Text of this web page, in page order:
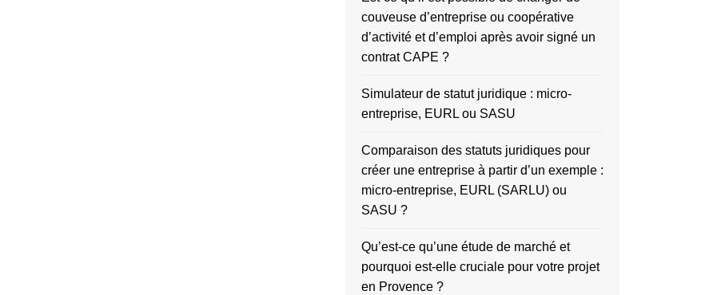
couveuse d’entreprise ou coopérative
d’activité et d’emploi après avoir signé un
contrat CAPE ?
Simulateur de statut juridique : micro-
entreprise, EURL ou SASU
Comparaison des statuts juridiques pour
créer une entreprise à partir d’un exemple :
micro-entreprise, EURL (SARLU) ou
SASU ?
Qu’est-ce qu’une étude de marché et
pourquoi est-elle cruciale pour votre projet
en Provence ?